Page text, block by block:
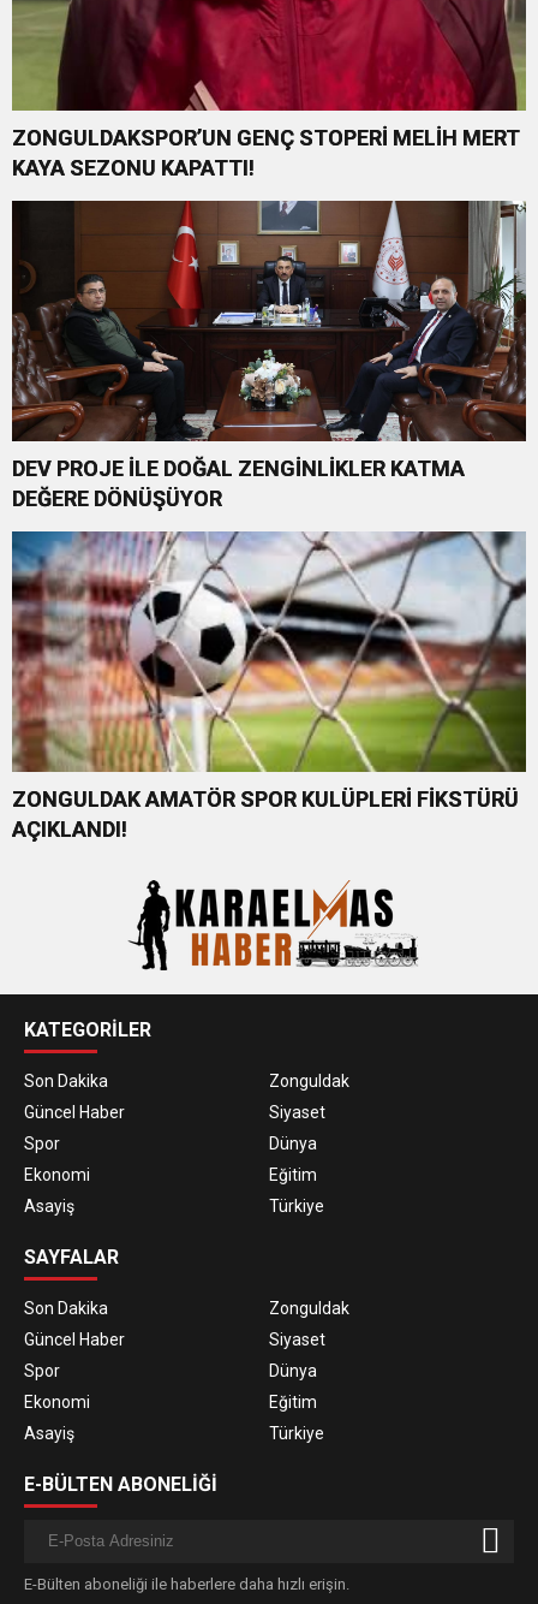
ZONGULDAKSPOR’UN GENÇ STOPERİ MELİH MERT
KAYA SEZONU KAPATTI!
DEV PROJE İLE DOĞAL ZENGİNLİKLER KATMA
DEĞERE DÖNÜŞÜYOR
ZONGULDAK AMATÖR SPOR KULÜPLERİ FİKSTÜRÜ
AÇIKLANDI!
KATEGORİLER
Son Dakika
Zonguldak
Güncel Haber
Siyaset
Spor
Dünya
Ekonomi
Eğitim
Asayiş
Türkiye
SAYFALAR
Son Dakika
Zonguldak
Güncel Haber
Siyaset
Spor
Dünya
Ekonomi
Eğitim
Asayiş
Türkiye
E-BÜLTEN ABONELİĞİ
E-Bülten aboneliği ile haberlere daha hızlı erişin.